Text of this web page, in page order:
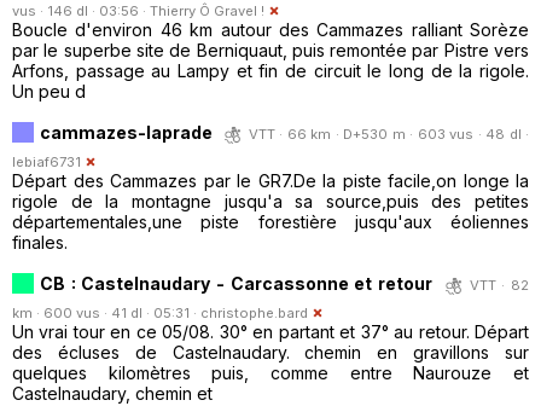
vus · 146 dl · 03:56 · Thierry Ô Gravel !
Boucle d'environ 46 km autour des Cammazes ralliant Sorèze
par le superbe site de Berniquaut, puis remontée par Pistre vers
Arfons, passage au Lampy et fin de circuit le long de la rigole.
Un peu d
cammazes-laprade
VTT · 66 km · D+530 m · 603 vus · 48 dl ·
lebiaf6731
Départ des Cammazes par le GR7.De la piste facile,on longe la
rigole de la montagne jusqu'a sa source,puis des petites
départementales,une piste forestière jusqu'aux éoliennes
finales.
CB : Castelnaudary - Carcassonne et retour
VTT · 82
km · 600 vus · 41 dl · 05:31 · christophe.bard
Un vrai tour en ce 05/08. 30° en partant et 37° au retour. Départ
des écluses de Castelnaudary. chemin en gravillons sur
quelques kilomètres puis, comme entre Naurouze et
Castelnaudary, chemin et